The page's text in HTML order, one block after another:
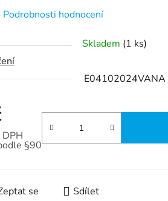
Podrobnosti hodnocení
Skladem (1 ks)
E04102024VANA
§90
se Sdílet